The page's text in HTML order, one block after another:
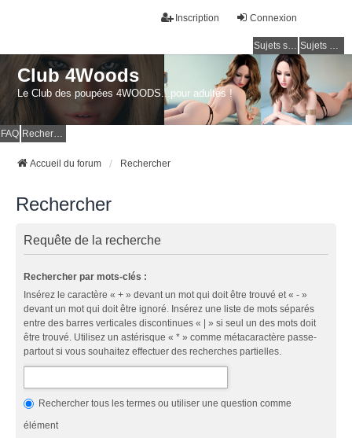
Connexion
Inscription
Sujets sans réponse Sujets actifs
Club 4Woods
Le Club des poupées 4WOODS...pour adultes !
FAQ
Accueil du forum Rechercher
Rechercher
Requête de la recherche
Rechercher par mots-clés :
Insérez le caractère « + » devant un mot qui doit être trouvé et « - »
devant un mot qui doit être ignoré. Insérez une liste de mots séparés
entre des barres verticales discontinues « | » si seul un des mots doit
être trouvé. Utilisez un astérisque « * » comme métacaractère passe-
partout si vous souhaitez effectuer des recherches partielles.
Rechercher tous les termes ou utiliser une question comme
élément